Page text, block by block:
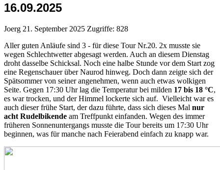
16.09.2025
Joerg 21. September 2025 Zugriffe: 828
Aller guten Anläufe sind 3 - für diese Tour Nr.20. 2x musste sie
wegen Schlechtwetter abgesagt werden. Auch an diesem Dienstag
droht dasselbe Schicksal. Noch eine halbe Stunde vor dem Start zog
eine Regenschauer über Naurod hinweg. Doch dann zeigte sich der
Spätsommer von seiner angenehmen, wenn auch etwas wolkigen
Seite. Gegen 17:30 Uhr lag die Temperatur bei milden 17 bis 18 °C,
es war trocken, und der Himmel lockerte sich auf. Vielleicht war es
auch dieser frühe Start, der dazu führte, dass sich dieses Mal nur
acht Rudelbikende am Treffpunkt einfanden. Wegen des immer
früheren Sonnenuntergangs musste die Tour bereits um 17:30 Uhr
beginnen, was für manche nach Feierabend einfach zu knapp war.